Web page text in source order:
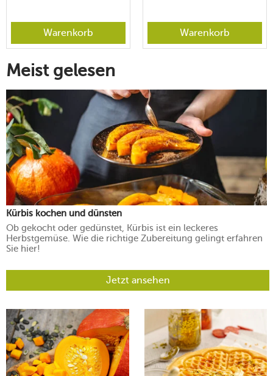
Warenkorb Warenkorb
Meist gelesen
Kürbis kochen und dünsten
Ob gekocht oder gedünstet, Kürbis ist ein leckeres
Herbstgemüse. Wie die richtige Zubereitung gelingt erfahren
Sie hier!
Jetzt ansehen